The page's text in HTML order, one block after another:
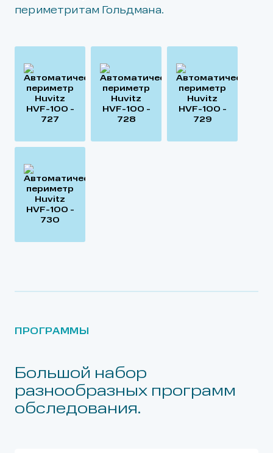
периметритам Гольдмана.
ПРОГРАММЫ
Большой набор
разнообразных программ
обследования.